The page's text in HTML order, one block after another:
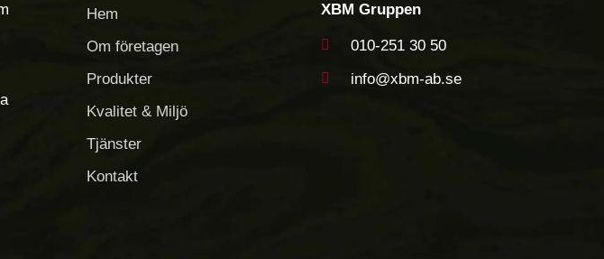
Hem
Om företagen
Produkter
Kvalitet & Miljö
Tjänster
Kontakt
XBM Gruppen
010-251 30 50
info@xbm-ab.se